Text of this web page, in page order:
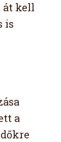
át kell
is
a